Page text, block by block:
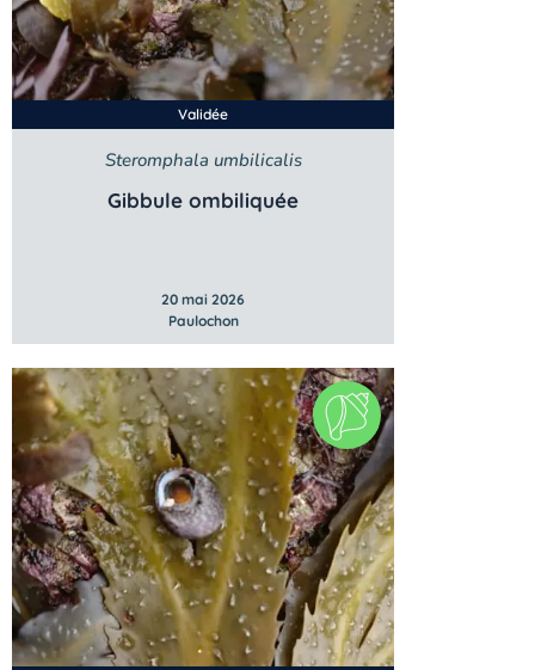
Validée
Steromphala umbilicalis
Gibbule ombiliquée
20 mai 2026
Paulochon